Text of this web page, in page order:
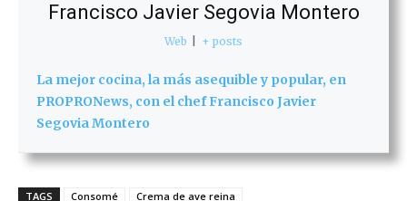
Francisco Javier Segovia Montero
Web + posts
La mejor cocina, la más asequible y popular, en
PROPRONews, con el chef Francisco Javier
Segovia Montero
TAGS Consomé Crema de ave reina